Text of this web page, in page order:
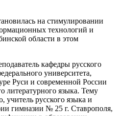
на стимулировании
технологий и
области в этом
кафедры русского
университета,
Руси и современной России
литературного языка. Тему
русского языка и
гимназии № 25 г. Ставрополя,